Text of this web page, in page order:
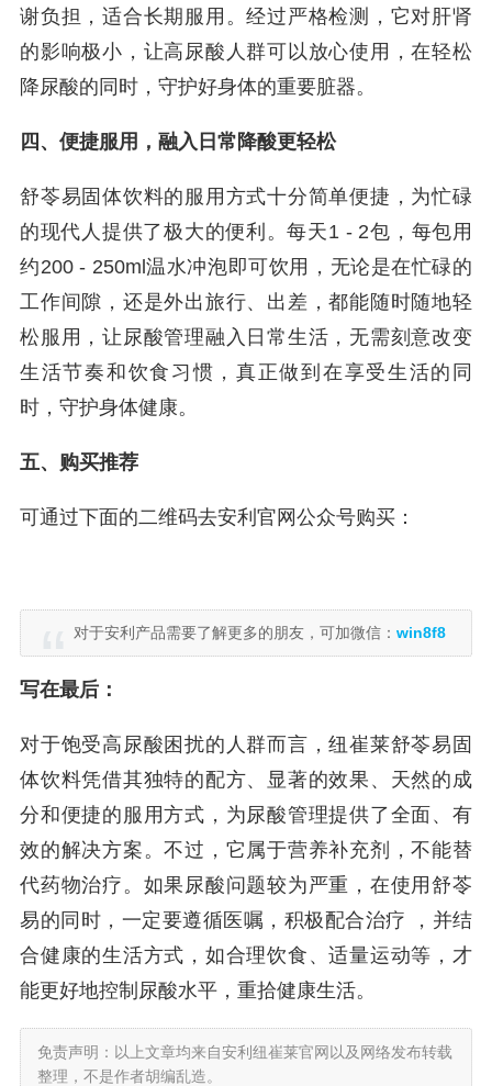
谢负担，适合长期服用。经过严格检测，它对肝肾
的影响极小，让高尿酸人群可以放心使用，在轻松
降尿酸的同时，守护好身体的重要脏器。
四、便捷服用，融入日常降酸更轻松
舒苓易固体饮料的服用方式十分简单便捷，为忙碌
的现代人提供了极大的便利。每天1 - 2包，每包用
约200 - 250ml温水冲泡即可饮用，无论是在忙碌的
工作间隙，还是外出旅行、出差，都能随时随地轻
松服用，让尿酸管理融入日常生活，无需刻意改变
生活节奏和饮食习惯，真正做到在享受生活的同
时，守护身体健康。
五、购买推荐
可通过下面的二维码去安利官网公众号购买：
对于安利产品需要了解更多的朋友，可加微信： win8f8
写在最后：
对于饱受高尿酸困扰的人群而言，纽崔莱舒苓易固
体饮料凭借其独特的配方、显著的效果、天然的成
分和便捷的服用方式，为尿酸管理提供了全面、有
效的解决方案。不过，它属于营养补充剂，不能替
代药物治疗。如果尿酸问题较为严重，在使用舒苓
易的同时，一定要遵循医嘱，积极配合治疗 ，并结
合健康的生活方式，如合理饮食、适量运动等，才
能更好地控制尿酸水平，重拾健康生活。
免责声明：以上文章均来自安利纽崔莱官网以及网络发布转载
整理，不是作者胡编乱造。